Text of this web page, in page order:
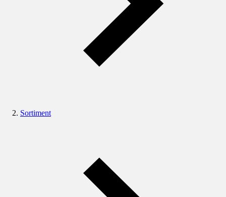
Sortiment